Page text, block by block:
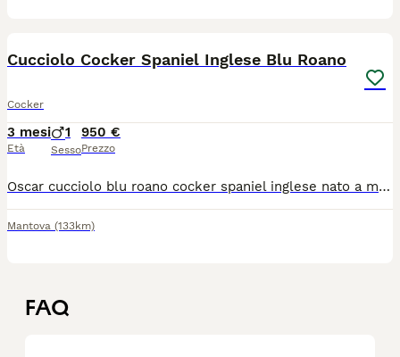
Cucciolo Cocker Spaniel Inglese Blu Roano
Cocker
3 mesi
Età
1
Sesso
950 €
Prezzo
Oscar cucciolo blu roano cocker spaniel inglese nato a metà aprile e pronto ad entrare in famiglia. Futura taglia medio piccola. Doppia vaccinazione eseguita, doppia sverminazione fatta, microchippato, Pedigree, socializzato, affettuosissimo e di sana costituzione. Genitori sani e certificati entrambi e visibili perché di nostra proprietà, provenienti da 2 importanti e storici allevamenti italiani riconosciuti ENCI. Disponibile da subito.
Mantova (133km)
FAQ